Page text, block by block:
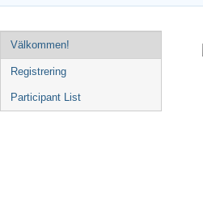
Välkommen!
Registrering
Participant List